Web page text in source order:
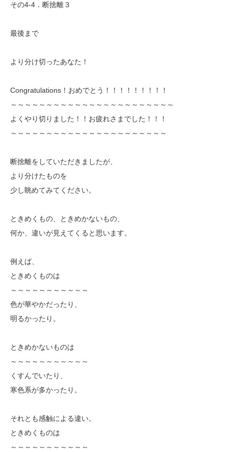
その4-4．断捨離３
最後まで
より分け切ったあなた！
Congratulations！おめでとう！！！！！！！！！
～～～～～～～～～～～～～～～～～～～～～～～
よくやり切りました！！お疲れさまでした！！！
～～～～～～～～～～～～～～～～～～～～～～
断捨離をしていただきましたが、
より分けたものを
少し眺めてみてください。
ときめくもの、ときめかないもの、
何か、違いが見えてくると思います。
例えば、
ときめくものは
～～～～～～～～～～～
色が華やかだったり、
明るかったり。
ときめかないものは
～～～～～～～～～～～
くすんでいたり、
寒色系が多かったり。
それとも感触による違い。
ときめくものは
～～～～～～～～～～～